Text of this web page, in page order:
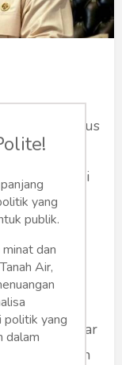
serius
untuk
Langkah ini
ketahanan
bahwa
sekadar
yang penuh
yang
publik.
dan
Air,
politik yang
dalam